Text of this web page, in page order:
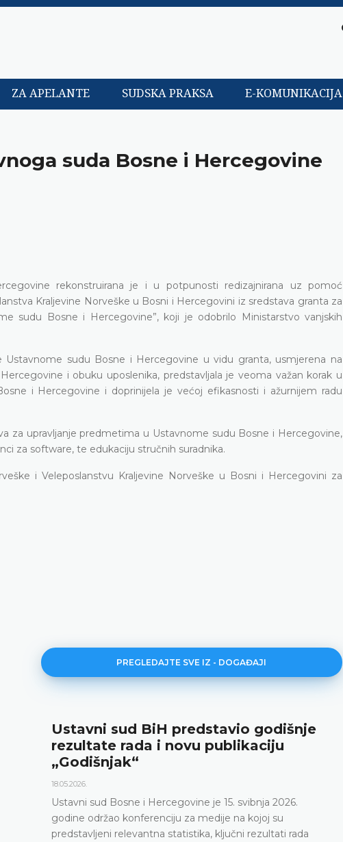
ZA APELANTE SUDSKA PRAKSA E-KOMUNIKACIJA
suda Bosne i Hercegovine
rekonstruirana je i u potpunosti redizajnirana uz pomoć
Kraljevine Norveške u Bosni i Hercegovini iz sredstava granta za
sudu Bosne i Hercegovine”, koji je odobrilo Ministarstvo vanjskih
Ustavnome sudu Bosne i Hercegovine u vidu granta, usmjerena na
i obuku uposlenika, predstavljala je veoma važan korak u
i Hercegovine i doprinijela je većoj efikasnosti i ažurnijem radu
za upravljanje predmetima u Ustavnome sudu Bosne i Hercegovine,
za software, te edukaciju stručnih suradnika.
i Veleposlanstvu Kraljevine Norveške u Bosni i Hercegovini za
PREGLEDAJTE SVE IZ - DOGAĐAJI
Ustavni sud BiH predstavio godišnje
rezultate rada i novu publikaciju
„Godišnjak“
18.05.2026.
Ustavni sud Bosne i Hercegovine je 15. svibnja 2026.
godine održao konferenciju za medije na kojoj su
predstavljeni relevantna statistika, ključni rezultati rada